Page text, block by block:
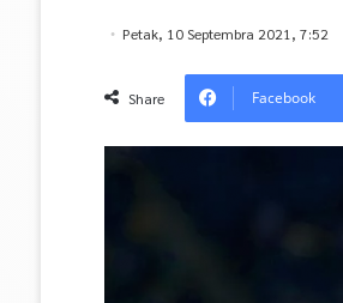
Petak, 10 Septembra 2021, 7:52
Share Facebook